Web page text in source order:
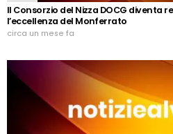
Il Consorzio del Nizza DOCG diventa
l’eccellenza del Monferrato
circa un mese fa